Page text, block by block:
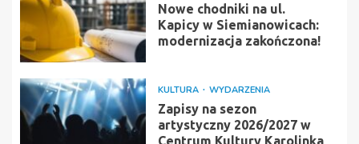
Nowe chodniki na ul.
Kapicy w Siemianowicach:
modernizacja zakończona!
KULTURA WYDARZENIA
Zapisy na sezon
artystyczny 2026/2027 w
Centrum Kultury Karolinka